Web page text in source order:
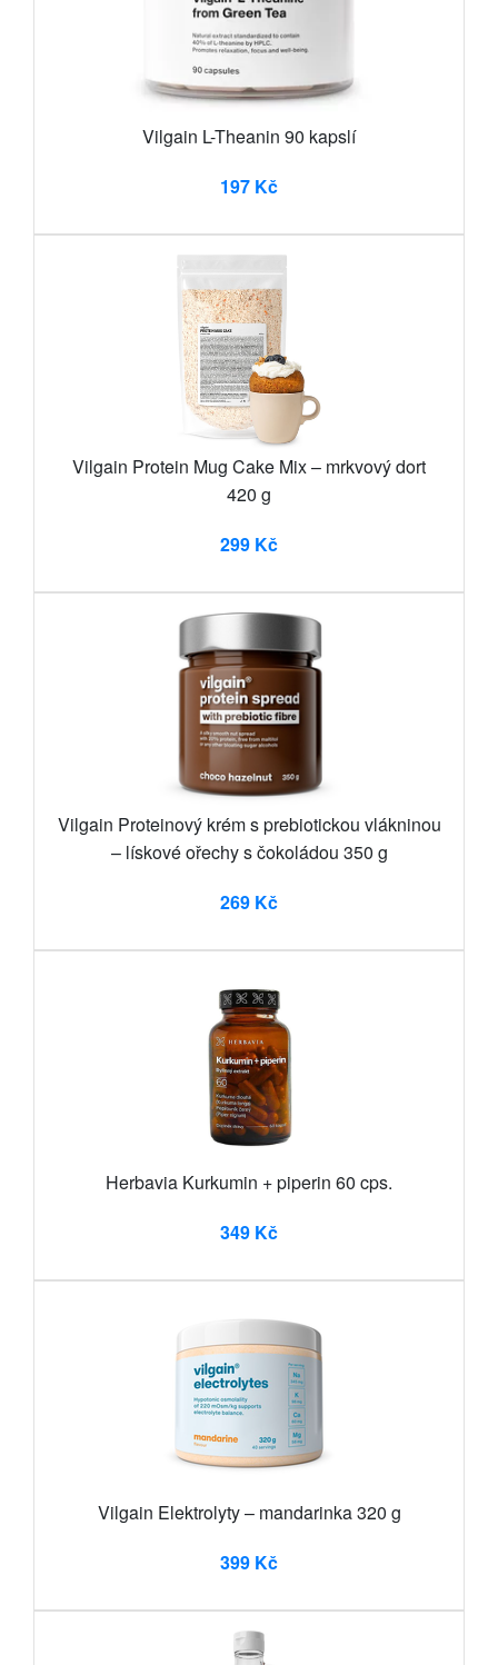
Vilgain L-Theanin 90 kapslí
197 Kč
Vilgain Protein Mug Cake Mix – mrkvový dort
420 g
299 Kč
Vilgain Proteinový krém s prebiotickou vlákninou
– lískové ořechy s čokoládou 350 g
269 Kč
Herbavia Kurkumin + piperin 60 cps.
349 Kč
Vilgain Elektrolyty – mandarinka 320 g
399 Kč